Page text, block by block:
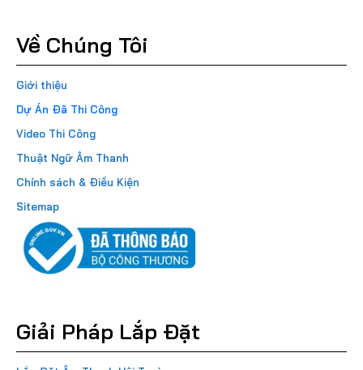
Về Chúng Tôi
Giới thiệu
Dự Án Đã Thi Công
Video Thi Công
Thuật Ngữ Âm Thanh
Chính sách & Điều Kiện
Sitemap
Giải Pháp Lắp Đặt